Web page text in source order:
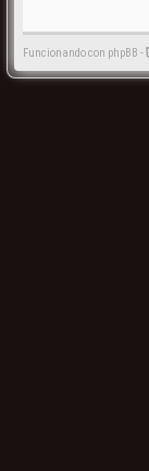
Funcionando con phpBB -